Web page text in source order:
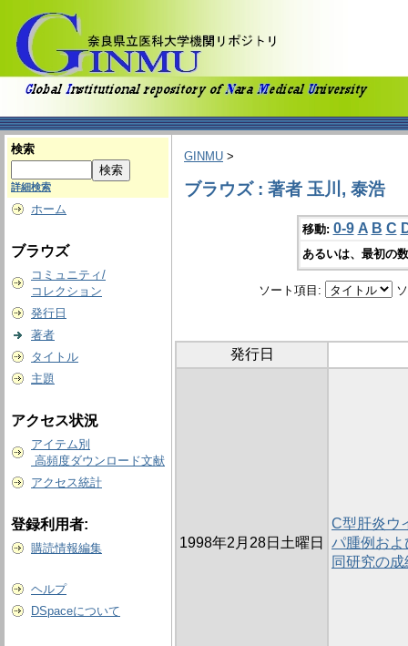
検索
詳細検索
ホーム
ブラウズ
コミュニティ/
コレクション
発行日
著者
タイトル
主題
アクセス状況
アイテム別
高頻度ダウンロード文献
アクセス統計
登録利用者:
購読情報編集
ヘルプ
DSpaceについて
GINMU >
ブラウズ : 著者 玉川, 泰浩
移動: 0-9 A B C
あるいは、最初の
ソート項目:
発行日
1998年2月28日土曜日
C型肝炎ウ
パ腫例お
同研究の成